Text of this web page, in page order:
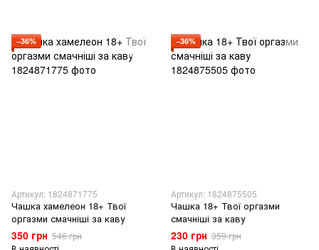
−36%
Артикул: 1824871775
Чашка хамелеон 18+ Твої
оргазми смачніші за каву
350 грн 546 грн
−36%
Артикул: 1824875505
Чашка 18+ Твої оргазми
смачніші за каву
230 грн 359 грн